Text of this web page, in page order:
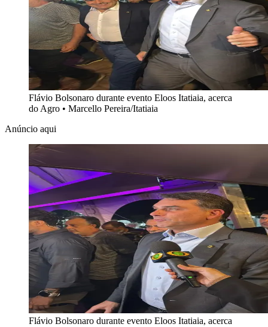
Flávio Bolsonaro durante evento Eloos Itatiaia, acerca
do Agro • Marcello Pereira/Itatiaia
Anúncio aqui
Flávio Bolsonaro durante evento Eloos Itatiaia, acerca